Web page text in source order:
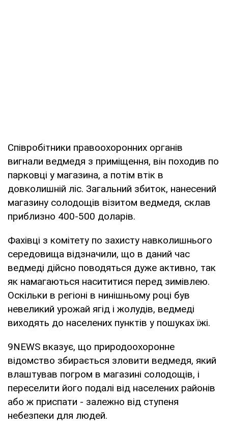
Співробітники правоохоронних органів
вигнали ведмедя з приміщення, він походив по
парковці у магазина, а потім втік в
довколишній ліс. Загальний збиток, нанесений
магазину солодощів візитом ведмедя, склав
приблизно 400-500 доларів.
Фахівці з комітету по захисту навколишнього
середовища відзначили, що в даний час
ведмеді дійсно поводяться дуже активно, так
як намагаються насититися перед зимівлею.
Оскільки в регіоні в нинішньому році був
невеликий урожай ягід і жолудів, ведмеді
виходять до населених пунктів у пошуках їжі.
9NEWS вказує, що природоохоронне
відомство збирається зловити ведмедя, який
влаштував погром в магазині солодощів, і
переселити його подалі від населених районів
або ж приспати - залежно від ступеня
небезпеки для людей.